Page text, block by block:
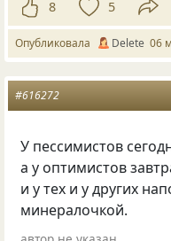
8 5
Опубликовала Delete 06
#616272
У пессимистов
а у оптимистов
и у тех и у других
минералочкой.